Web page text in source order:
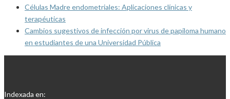
Células Madre endometriales: Aplicaciones clínicas y
terapéuticas
Cambios sugestivos de infección por virus de papiloma humano
en estudiantes de una Universidad Pública
Indexada en: